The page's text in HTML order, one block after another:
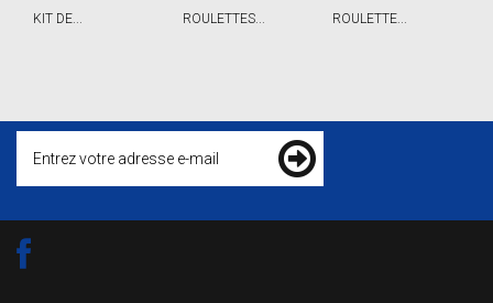
KIT DE... ROULETTES... ROULETTE...